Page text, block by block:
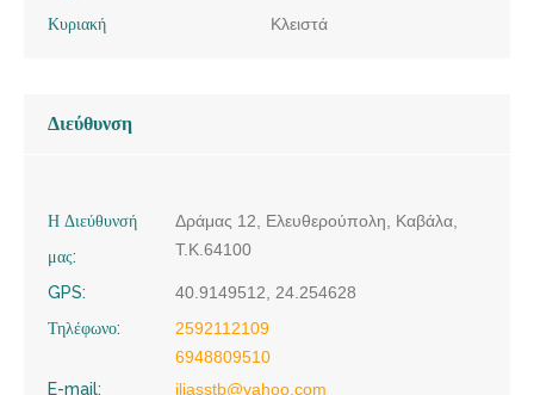
Κυριακή
Κλειστά
Διεύθυνση
Η Διεύθυνσή
μας:
Δράμας 12, Ελευθερούπολη, Καβάλα,
Τ.Κ.64100
GPS:
40.9149512, 24.254628
Τηλέφωνο:
2592112109
6948809510
E-mail:
iliasstb@yahoo.com